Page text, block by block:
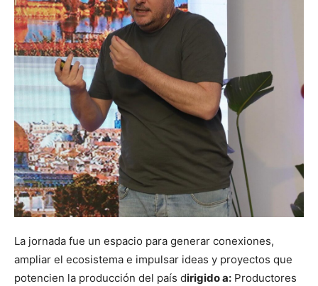
La jornada fue un espacio para generar conexiones,
ampliar el ecosistema e impulsar ideas y proyectos que
potencien la producción del país dirigido a: Productores